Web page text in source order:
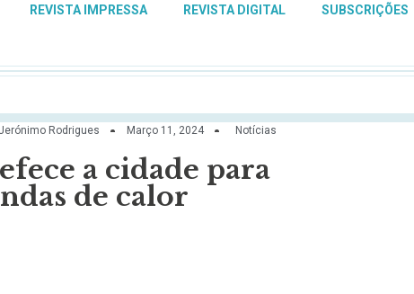
REVISTA IMPRESSA REVISTA DIGITAL SUBSCRIÇÕES
Rodrigues Março 11, 2024 Notícias
a cidade para
de calor